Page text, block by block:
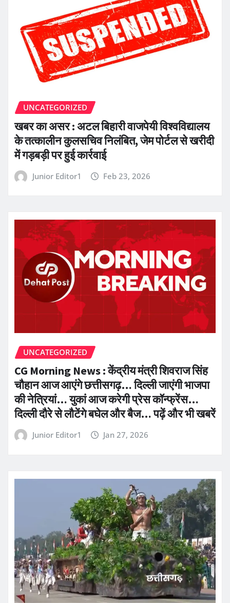
UNCATEGORIZED
खबर का असर : अटल बिहारी वाजपेयी विश्वविद्यालय
के तत्कालीन कुलसचिव निलंबित, जेम पोर्टल से खरीदी
में गड़बड़ी पर हुई कार्रवाई
Junior Editor1 Feb 23, 2026
UNCATEGORIZED
CG Morning News : केंद्रीय मंत्री शिवराज सिंह
चौहान आज आएंगे छत्तीसगढ़… दिल्ली जाएंगी भाजपा
की नेत्रियां… युकां आज करेगी प्रेस कॉन्फ्रेंस…
दिल्ली दौरे से लौटेंगे बघेल और बैज… पढ़ें और भी खबरें
Junior Editor1 Jan 27, 2026